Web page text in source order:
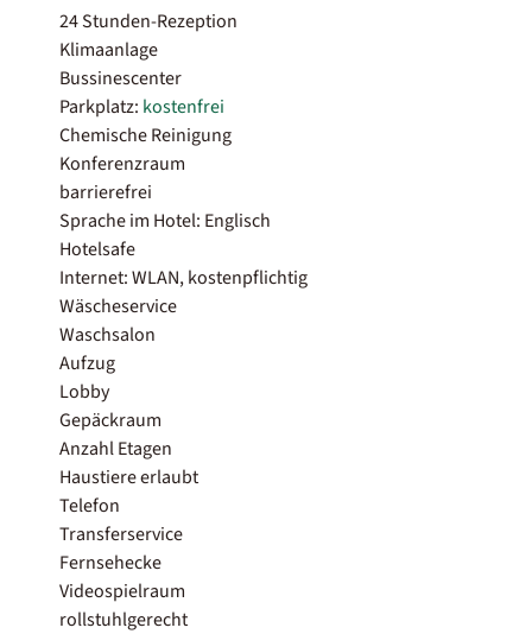
24 Stunden-Rezeption
Klimaanlage
Bussinescenter
Parkplatz: kostenfrei
Chemische Reinigung
Konferenzraum
barrierefrei
Sprache im Hotel: Englisch
Hotelsafe
Internet: WLAN, kostenpflichtig
Wäscheservice
Waschsalon
Aufzug
Lobby
Gepäckraum
Anzahl Etagen
Haustiere erlaubt
Telefon
Transferservice
Fernsehecke
Videospielraum
rollstuhlgerecht